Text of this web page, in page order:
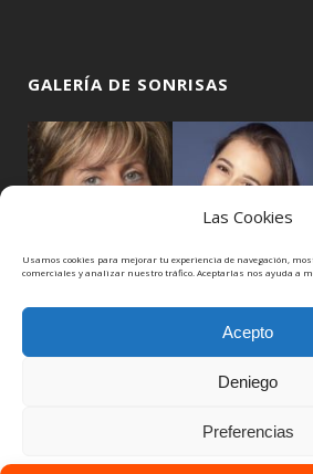
Las Cookies
Usamos cookies para mejorar tu experiencia de navegación,
comerciales y analizar nuestro tráfico. Aceptarlas nos ayuda a
Acepto
Deniego
Preferencias
GALERÍA DE SONRISAS